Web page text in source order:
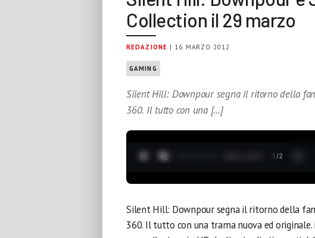
Collection il 29 marzo
REDAZIONE | 16 MARZO 2012
GAMING
Silent Hill: Downpour segna il ritorno della
360. Il tutto con una […]
1 /2
Silent Hill: Downpour segna il ritorno della
360. Il tutto con una trama nuova ed